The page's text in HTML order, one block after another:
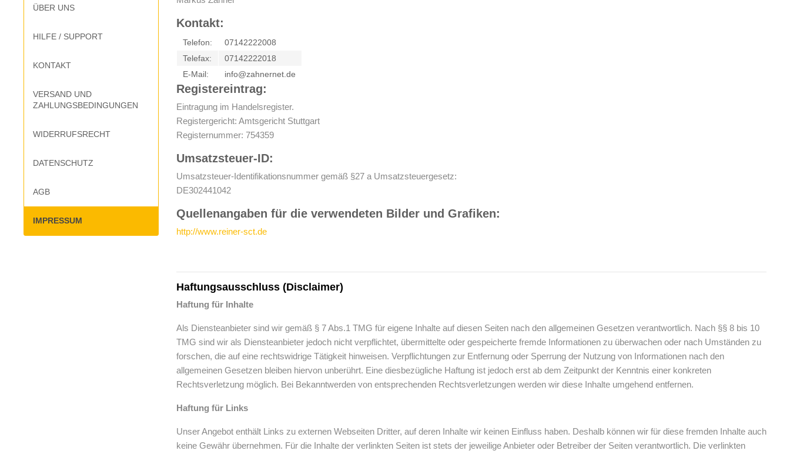
ÜBER UNS
HILFE / SUPPORT
KONTAKT
VERSAND UND
ZAHLUNGSBEDINGUNGEN
WIDERRUFSRECHT
DATENSCHUTZ
AGB
IMPRESSUM
Kontakt:
Telefon:
07142222008
Telefax:
07142222018
E-Mail:
info@zahnernet.de
Registereintrag:
Eintragung im Handelsregister.
Registergericht: Amtsgericht Stuttgart
Registernummer: 754359
Umsatzsteuer-ID:
Umsatzsteuer-Identifikationsnummer gemäß §27 a Umsatzsteuergesetz:
DE302441042
Quellenangaben für die verwendeten Bilder und Grafiken:
http://www.reiner-sct.de
Haftungsausschluss (Disclaimer)
Haftung für Inhalte
Als Diensteanbieter sind wir gemäß § 7 Abs.1 TMG für eigene Inhalte auf diesen Seiten nach den allgemeinen Gesetzen verantwortlich. Nach §§ 8 bis 10
TMG sind wir als Diensteanbieter jedoch nicht verpflichtet, übermittelte oder gespeicherte fremde Informationen zu überwachen oder nach Umständen zu
forschen, die auf eine rechtswidrige Tätigkeit hinweisen. Verpflichtungen zur Entfernung oder Sperrung der Nutzung von Informationen nach den
allgemeinen Gesetzen bleiben hiervon unberührt. Eine diesbezügliche Haftung ist jedoch erst ab dem Zeitpunkt der Kenntnis einer konkreten
Rechtsverletzung möglich. Bei Bekanntwerden von entsprechenden Rechtsverletzungen werden wir diese Inhalte umgehend entfernen.
Haftung für Links
Unser Angebot enthält Links zu externen Webseiten Dritter, auf deren Inhalte wir keinen Einfluss haben. Deshalb können wir für diese fremden Inhalte auch
keine Gewähr übernehmen. Für die Inhalte der verlinkten Seiten ist stets der jeweilige Anbieter oder Betreiber der Seiten verantwortlich. Die verlinkten